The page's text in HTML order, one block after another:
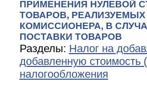
ПРИМЕНЕНИЯ НУЛЕВОЙ
ТОВАРОВ,
КОМИССИОНЕРА, В
ПОСТАВКИ ТОВАРОВ
Разделы: Налог на
добавленную
налогообложения